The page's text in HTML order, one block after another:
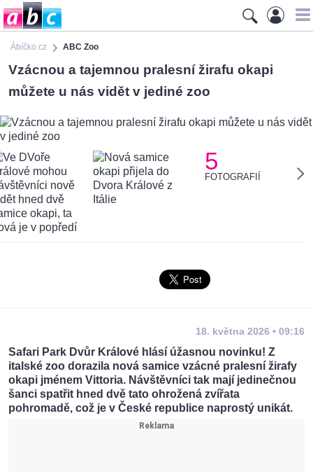
Ábíčko.cz ABC Zoo
Vzácnou a tajemnou pralesní žirafu okapi
můžete u nás vidět v jediné zoo
5
FOTOGRAFIÍ
18. května 2026 • 09:16
Safari Park Dvůr Králové hlásí úžasnou novinku! Z
italské zoo dorazila nová samice vzácné pralesní žirafy
okapi jménem Vittoria. Návštěvníci tak mají jedinečnou
šanci spatřit hned dvě tato ohrožená zvířata
pohromadě, což je v České republice naprostý unikát.